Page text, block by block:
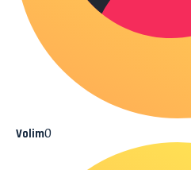
Volim0